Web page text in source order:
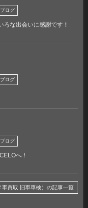
ログ
ろな出会いに感謝です！
ログ
ログ
へ！
買取 旧車車検）の記事一覧